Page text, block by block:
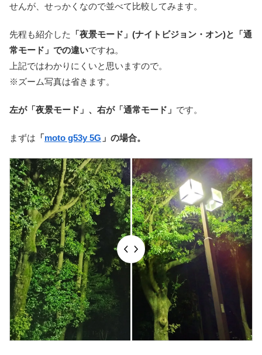
せんが、せっかくなので並べて比較してみます。
先程も紹介した
「夜景モード」(ナイトビジョン・オン)と「通
常モード」での違いですね。
上記ではわかりにくいと思いますので。
※ズーム写真は省きます。
左が「夜景モード」、右が「通常モード」 です。
まずは 「moto g53y 5G 」の場合。